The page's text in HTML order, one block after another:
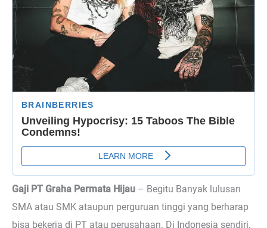
Gaji PT Graha Permata Hijau – Begitu Banyak lulusan
SMA atau SMK ataupun perguruan tinggi yang berharap
bisa bekerja di PT atau perusahaan. Di Indonesia sendiri,